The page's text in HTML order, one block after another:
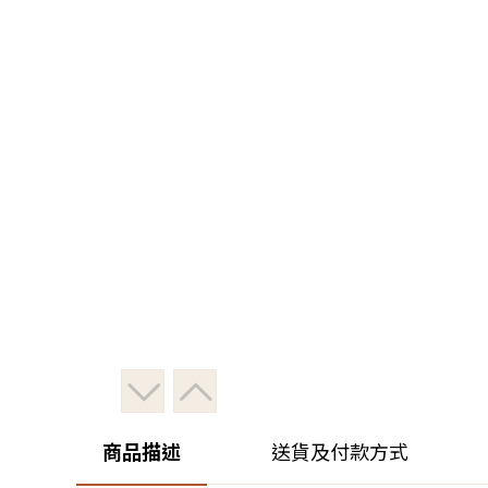
商品描述 送貨及付款方式